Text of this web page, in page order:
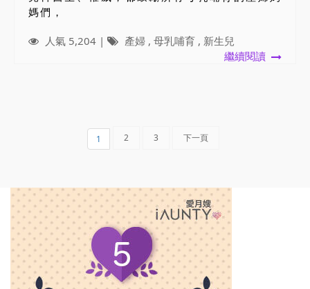
媽們，
人氣 5,204 | 產婦 , 母乳哺育 , 新生兒
繼續閱讀
1 2 3 下一頁